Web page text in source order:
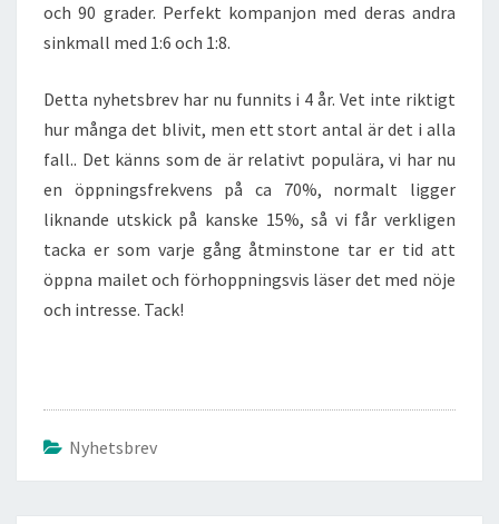
och 90 grader. Perfekt kompanjon med deras andra
sinkmall med 1:6 och 1:8.
Detta nyhetsbrev har nu funnits i 4 år. Vet inte riktigt
hur många det blivit, men ett stort antal är det i alla
fall.. Det känns som de är relativt populära, vi har nu
en öppningsfrekvens på ca 70%, normalt ligger
liknande utskick på kanske 15%, så vi får verkligen
tacka er som varje gång åtminstone tar er tid att
öppna mailet och förhoppningsvis läser det med nöje
och intresse. Tack!
Nyhetsbrev